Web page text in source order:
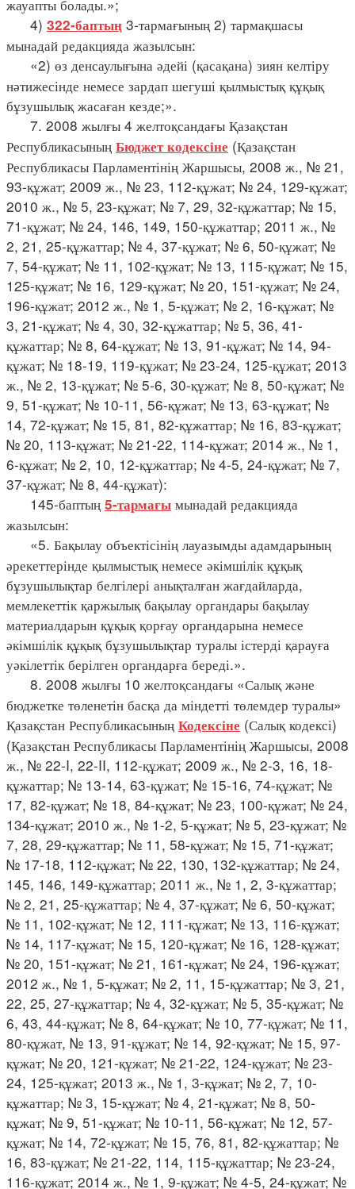
жауапты болады.»;
4) 322-баптың 3-тармағының 2) тармақшасы
мынадай редакцияда жазылсын:
«2) өз денсаулығына әдейі (қасақана) зиян келтіру
нәтижесінде немесе зардап шегуші қылмыстық құқық
бұзушылық жасаған кезде;».
7. 2008 жылғы 4 желтоқсандағы Қазақстан
Республикасының Бюджет кодексіне (Қазақстан
Республикасы Парламентінің Жаршысы, 2008 ж., № 21,
93-құжат; 2009 ж., № 23, 112-құжат; № 24, 129-құжат;
2010 ж., № 5, 23-құжат; № 7, 29, 32-құжаттар; № 15,
71-құжат; № 24, 146, 149, 150-құжаттар; 2011 ж., №
2, 21, 25-құжаттар; № 4, 37-құжат; № 6, 50-құжат; №
7, 54-құжат; № 11, 102-құжат; № 13, 115-құжат; № 15,
125-құжат; № 16, 129-құжат; № 20, 151-құжат; № 24,
196-құжат; 2012 ж., № 1, 5-құжат; № 2, 16-құжат; №
3, 21-құжат; № 4, 30, 32-құжаттар; № 5, 36, 41-
құжаттар; № 8, 64-құжат; № 13, 91-құжат; № 14, 94-
құжат; № 18-19, 119-құжат; № 23-24, 125-құжат; 2013
ж., № 2, 13-құжат; № 5-6, 30-құжат; № 8, 50-құжат; №
9, 51-құжат; № 10-11, 56-құжат; № 13, 63-құжат; №
14, 72-құжат; № 15, 81, 82-құжаттар; № 16, 83-құжат;
№ 20, 113-құжат; № 21-22, 114-құжат; 2014 ж., № 1,
6-құжат; № 2, 10, 12-құжаттар; № 4-5, 24-құжат; № 7,
37-құжат; № 8, 44-құжат):
145-баптың 5-тармағы мынадай редакцияда
жазылсын:
«5. Бақылау объектісінің лауазымды адамдарының
әрекеттерінде қылмыстық немесе әкімшілік құқық
бұзушылықтар белгілері анықталған жағдайларда,
мемлекеттік қаржылық бақылау органдары бақылау
материалдарын құқық қорғау органдарына немесе
әкімшілік құқық бұзушылықтар туралы істерді қарауға
уәкілеттік берілген органдарға береді.».
8. 2008 жылғы 10 желтоқсандағы «Салық және
бюджетке төленетін басқа да міндетті төлемдер туралы»
Қазақстан Республикасының Кодексіне (Салық кодексі)
(Қазақстан Республикасы Парламентінің Жаршысы, 2008
ж., № 22-I, 22-II, 112-құжат; 2009 ж., № 2-3, 16, 18-
құжаттар; № 13-14, 63-құжат; № 15-16, 74-құжат; №
17, 82-құжат; № 18, 84-құжат; № 23, 100-құжат; № 24,
134-құжат; 2010 ж., № 1-2, 5-құжат; № 5, 23-құжат; №
7, 28, 29-құжаттар; № 11, 58-құжат; № 15, 71-құжат;
№ 17-18, 112-құжат; № 22, 130, 132-құжаттар; № 24,
145, 146, 149-құжаттар; 2011 ж., № 1, 2, 3-құжаттар;
№ 2, 21, 25-құжаттар; № 4, 37-құжат; № 6, 50-құжат;
№ 11, 102-құжат; № 12, 111-құжат; № 13, 116-құжат;
№ 14, 117-құжат; № 15, 120-құжат; № 16, 128-құжат;
№ 20, 151-құжат; № 21, 161-құжат; № 24, 196-құжат;
2012 ж., № 1, 5-құжат; № 2, 11, 15-құжаттар; № 3, 21,
22, 25, 27-құжаттар; № 4, 32-құжат; № 5, 35-құжат; №
6, 43, 44-құжат; № 8, 64-құжат; № 10, 77-құжат; № 11,
80-құжат, № 13, 91-құжат; № 14, 92-құжат; № 15, 97-
құжат; № 20, 121-құжат; № 21-22, 124-құжат; № 23-
24, 125-құжат; 2013 ж., № 1, 3-құжат; № 2, 7, 10-
құжаттар; № 3, 15-құжат; № 4, 21-құжат; № 8, 50-
құжат; № 9, 51-құжат; № 10-11, 56-құжат; № 12, 57-
құжат; № 14, 72-құжат; № 15, 76, 81, 82-құжаттар; №
16, 83-құжат; № 21-22, 114, 115-құжаттар; № 23-24,
116-құжат; 2014 ж., № 1, 9-құжат; № 4-5, 24-құжат; №